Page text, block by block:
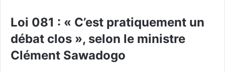
Loi 081 : « C’est pratiquement un
débat clos », selon le ministre
Clément Sawadogo